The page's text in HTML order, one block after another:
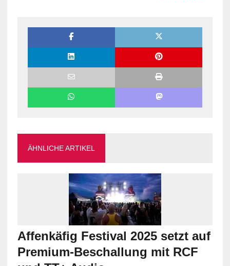
ÄHNLICHE ARTIKEL
Affenkäfig Festival 2025 setzt auf
Premium-Beschallung mit RCF